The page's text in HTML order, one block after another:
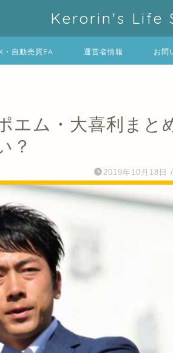
Kerorin's Life
・自動売買EA 運営者情報 お問
エム・大喜利まと
？
2019年10月18日 /